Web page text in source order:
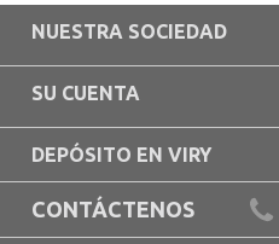
NUESTRA SOCIEDAD
SU CUENTA
DEPÓSITO EN VIRY
CONTÁCTENOS